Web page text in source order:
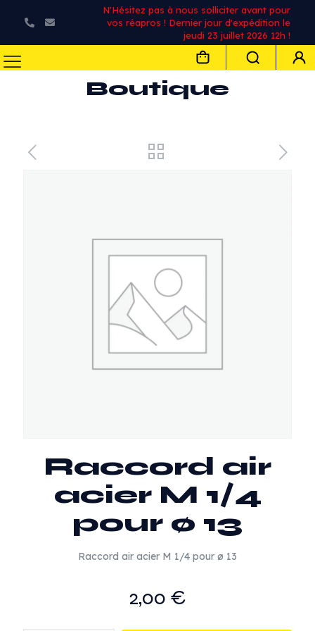
N'Hésitez pas à nous solliciter avant pour
vos réapros ! Dernier jour d'expédition le
jeudi 23 juillet 2026 12h !
Boutique
Raccord air
acier M 1/4
pour ø 13
Raccord air acier M 1/4 pour ø 13
2,00€